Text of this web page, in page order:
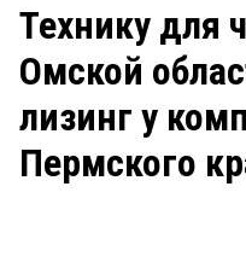
ЗАКОН
Технику для
Омской
лизинг у
Пермского